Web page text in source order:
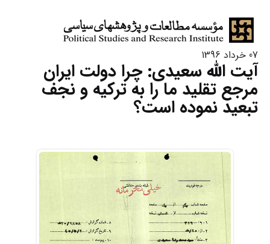
07 خرداد 1396
آیت الله سعیدی: چرا دولت ایران
مرجع تقلید ما را به ترکیه و نجف
تبعید نموده است؟